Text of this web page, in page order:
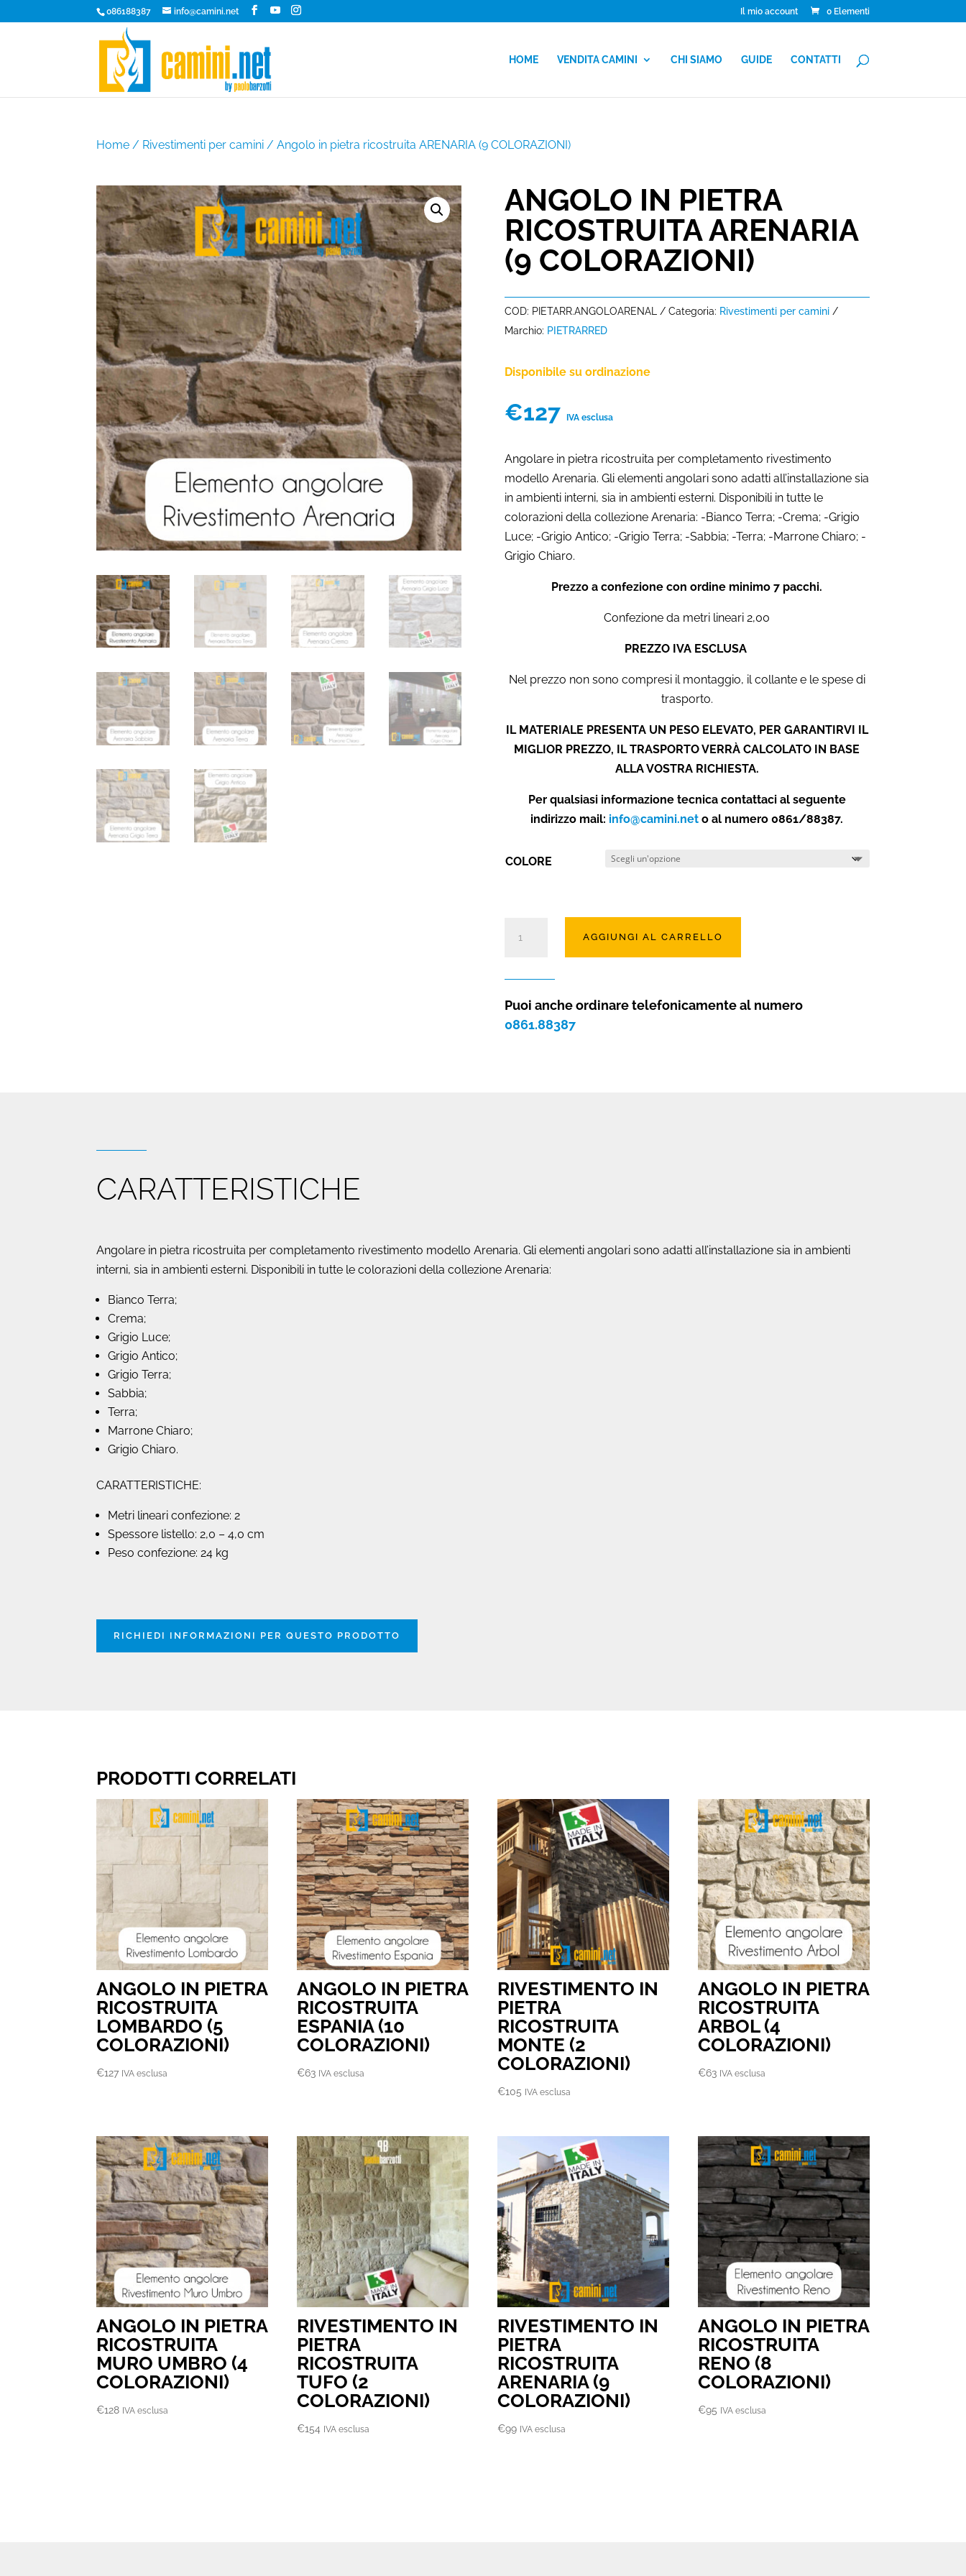
086188387 info@camini.net Il mio account 0 Elementi
HOME VENDITA CAMINI CHI SIAMO GUIDE CONTATTI
Home / Rivestimenti per camini / Angolo in pietra ricostruita ARENARIA (9 COLORAZIONI)
ANGOLO IN PIETRA
RICOSTRUITA ARENARIA
(9 COLORAZIONI)
COD: PIETARR.ANGOLOARENAL Categoria: Rivestimenti per camini
Marchio: PIETRARRED
Disponibile su ordinazione
€127 IVA esclusa
Angolare in pietra ricostruita per completamento rivestimento
modello Arenaria. Gli elementi angolari sono adatti all’installazione sia
in ambienti interni, sia in ambienti esterni. Disponibili in tutte le
colorazioni della collezione Arenaria: -Bianco Terra; -Crema; -Grigio
Luce; -Grigio Antico; -Grigio Terra; -Sabbia; -Terra; -Marrone Chiaro; -
Grigio Chiaro.
Prezzo a confezione con ordine minimo 7 pacchi.
Confezione da metri lineari 2,00
PREZZO IVA ESCLUSA
Nel prezzo non sono compresi il montaggio, il collante e le spese di
trasporto.
IL MATERIALE PRESENTA UN PESO ELEVATO, PER GARANTIRVI IL
MIGLIOR PREZZO, IL TRASPORTO VERRÀ CALCOLATO IN BASE
ALLA VOSTRA RICHIESTA.
Per qualsiasi informazione tecnica contattaci al seguente
indirizzo mail: info@camini.net o al numero 0861/88387.
COLORE
ARENARIA
(9
AGGIUNGI AL CARRELLO
Puoi anche ordinare telefonicamente al numero
0861.88387
CARATTERISTICHE
Angolare in pietra ricostruita per completamento rivestimento modello Arenaria. Gli elementi angolari sono adatti all’installazione sia in ambienti
interni, sia in ambienti esterni. Disponibili in tutte le colorazioni della collezione Arenaria:
Bianco Terra;
Crema;
Grigio Luce;
Grigio Antico;
Grigio Terra;
Sabbia;
Terra;
Marrone Chiaro;
Grigio Chiaro.
CARATTERISTICHE:
Metri lineari confezione: 2
Spessore listello: 2,0 – 4,0 cm
Peso confezione: 24 kg
RICHIEDI INFORMAZIONI PER QUESTO PRODOTTO
PRODOTTI CORRELATI
ANGOLO IN PIETRA
RICOSTRUITA
LOMBARDO (5
COLORAZIONI)
€127 IVA esclusa
ANGOLO IN PIETRA
RICOSTRUITA
ESPANIA (10
COLORAZIONI)
€63 IVA esclusa
RIVESTIMENTO IN
PIETRA
RICOSTRUITA
MONTE (2
COLORAZIONI)
€105 IVA esclusa
ANGOLO IN PIETRA
RICOSTRUITA
ARBOL (4
COLORAZIONI)
€63 IVA esclusa
ANGOLO IN PIETRA
RICOSTRUITA
MURO UMBRO (4
COLORAZIONI)
€128 IVA esclusa
RIVESTIMENTO IN
PIETRA
RICOSTRUITA
TUFO (2
COLORAZIONI)
€154 IVA esclusa
RIVESTIMENTO IN
PIETRA
RICOSTRUITA
ARENARIA (9
COLORAZIONI)
€99 IVA esclusa
ANGOLO IN PIETRA
RICOSTRUITA
RENO (8
COLORAZIONI)
€95 IVA esclusa